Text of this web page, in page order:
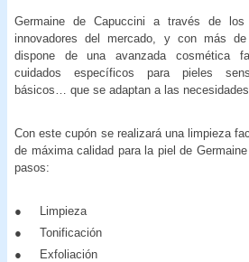
Germaine de Capuccini a través de
innovadores del mercado, y con más
dispone de una avanzada cosmética
cuidados específicos para pieles
básicos… que se adaptan a las necesidades
Con este cupón se realizará una limpieza
de máxima calidad para la piel de
pasos:
● Limpieza
● Tonificación
● Exfoliación